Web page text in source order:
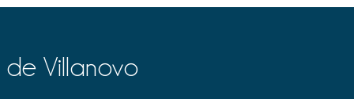
de Villanovo